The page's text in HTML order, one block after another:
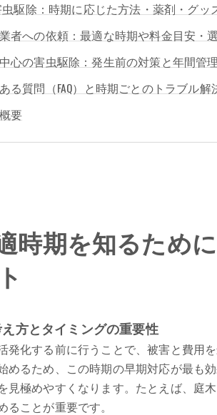
虫駆除：時期に応じた方法・薬剤・グッ
者への依頼：最適な時期や料金目安・
心の害虫駆除：発生前の対策と年間管
る質問（FAQ）と時期ごとのトラブル解
要
時期を知るため
方とタイミングの重要性
発化する前に行うことで、被害と費用
めるため、この時期の早期対応が最も
見極めやすくなります。たとえば、庭
ることが重要です。